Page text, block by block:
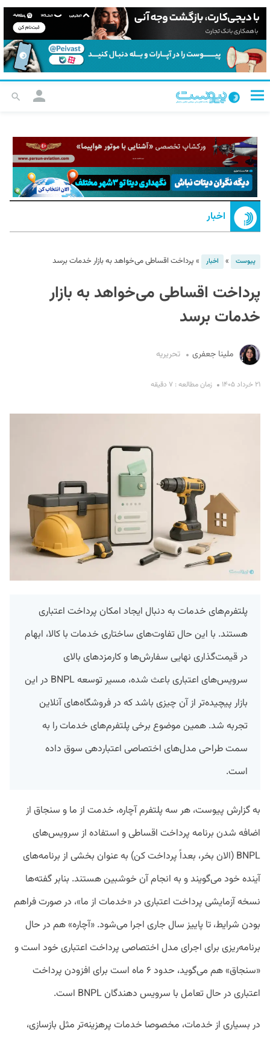
اخبار
پیوست » اخبار » پرداخت اقساطی می‌خواهد به بازار خدمات برسد
پرداخت اقساطی می‌خواهد به بازار
خدمات برسد
ملینا جعفری تحریریه
۲۱ خرداد ۱۴۰۵ زمان مطالعه : ۷ دقیقه
پلتفرم‌های خدمات به دنبال ایجاد امکان پرداخت اعتباری
هستند. با این حال تفاوت‌های ساختاری خدمات با کالا، ابهام
در قیمت‌گذاری نهایی سفارش‌ها و کارمزدهای بالای
سرویس‌های اعتباری باعث شده، مسیر توسعه BNPL در این
بازار پیچیده‌تر از آن چیزی باشد که در فروشگاه‌های آنلاین
تجربه شد. همین موضوع برخی پلتفرم‌های خدمات را به
سمت طراحی مدل‌های اختصاصی اعتباردهی سوق داده
است.
به گزارش پیوست، هر سه پلتفرم آچاره، خدمت از ما و سنجاق از
اضافه شدن برنامه پرداخت اقساطی و استفاده از سرویس‌های
BNPL (الان بخر، بعداً پرداخت کن) به عنوان بخشی از برنامه‌های
آینده خود می‌گویند و به انجام آن خوشبین هستند. بنابر گفته‌ها
نسخه آزمایشی پرداخت اعتباری در «خدمات از ما»، در صورت فراهم
بودن شرایط، تا پاییز سال جاری اجرا می‌شود. «آچاره» هم در حال
برنامه‌ریزی برای اجرای مدل اختصاصی پرداخت اعتباری خود است و
«سنجاق» هم می‌گوید، حدود ۶ ماه است برای افزودن پرداخت
اعتباری در حال تعامل با سرویس دهندگان BNPL است.
در بسیاری از خدمات، مخصوصا خدمات پرهزینه‌تر مثل بازسازی،